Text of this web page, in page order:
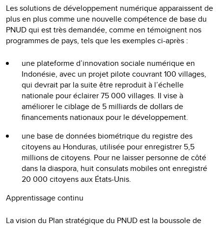
Les solutions de développement numérique apparaissent de
plus en plus comme une nouvelle compétence de base du
PNUD qui est très demandée, comme en témoignent nos
programmes de pays, tels que les exemples ci-après :
une plateforme d’innovation sociale numérique en
Indonésie, avec un projet pilote couvrant 100 villages,
qui devrait par la suite être reproduit à l’échelle
nationale pour éclairer 75 000 villages. Il vise à
améliorer le ciblage de 5 milliards de dollars de
financements nationaux pour le développement.
une base de données biométrique du registre des
citoyens au Honduras, utilisée pour enregistrer 5,5
millions de citoyens. Pour ne laisser personne de côté
dans la diaspora, huit consulats mobiles ont enregistré
20 000 citoyens aux États-Unis.
Apprentissage continu
La vision du Plan stratégique du PNUD est la boussole de